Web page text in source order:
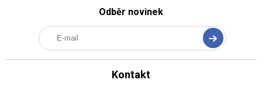
Odběr novinek
Kontakt